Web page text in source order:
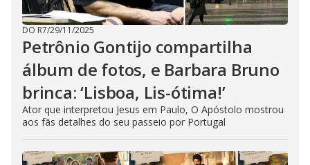
DO R7/29/11/2025
Petrônio Gontijo compartilha
álbum de fotos, e Barbara Bruno
brinca: ‘Lisboa, Lis-ótima!’
Ator que interpretou Jesus em Paulo, O Apóstolo mostrou
aos fãs detalhes do seu passeio por Portugal